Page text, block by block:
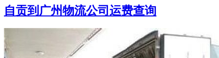
自贡到广州物流公司运费查询